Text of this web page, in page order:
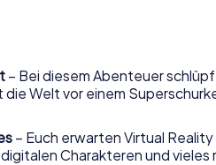
– Bei diesem Abenteuer
Welt vor einem
– Euch erwarten Virtual
Charakteren und vieles